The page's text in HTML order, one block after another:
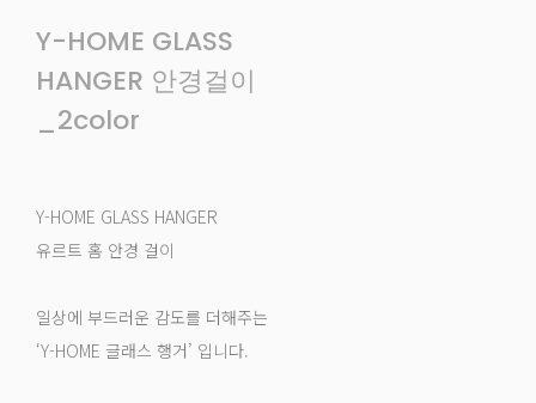
Y-HOME GLASS
HANGER 안경걸이
_2color
Y-HOME GLASS HANGER
유르트 홈 안경 걸이
일상에 부드러운 감도를 더해주는
‘Y-HOME 글래스 행거’ 입니다.